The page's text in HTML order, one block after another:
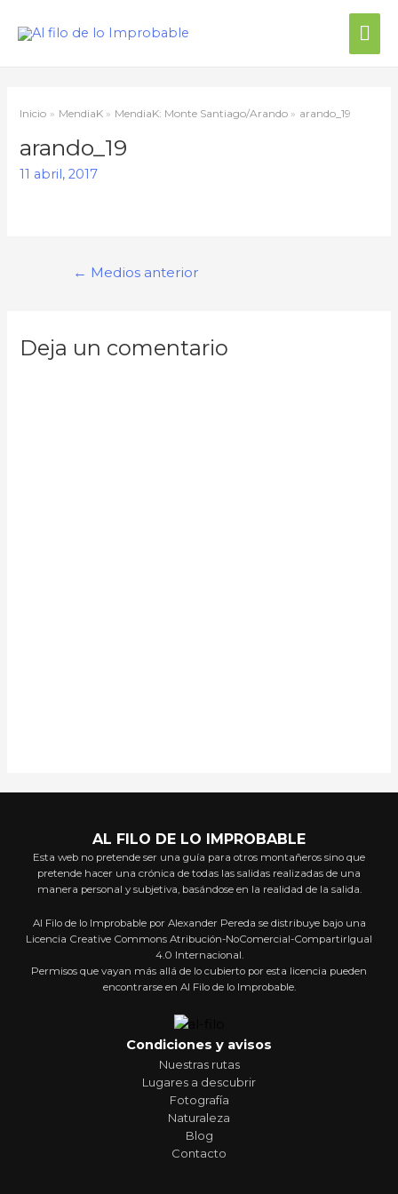
Inicio MendiaK MendiaK: Monte Santiago/Arando arando_19
arando_19
11 abril, 2017
Navegación
← Medios anterior
Deja un comentario
AL FILO DE LO IMPROBABLE
Esta web no pretende ser una guía para otros montañeros sino que
pretende hacer una crónica de todas las salidas realizadas de una
manera personal y subjetiva, basándose en la realidad de la salida.
Al Filo de lo Improbable por Alexander Pereda se distribuye bajo una
Licencia Creative Commons Atribución-NoComercial-CompartirIgual
4.0 Internacional.
Permisos que vayan más allá de lo cubierto por esta licencia pueden
encontrarse en Al Filo de lo Improbable.
Condiciones y avisos
Nuestras rutas
Lugares a descubrir
Fotografía
Naturaleza
Blog
Contacto